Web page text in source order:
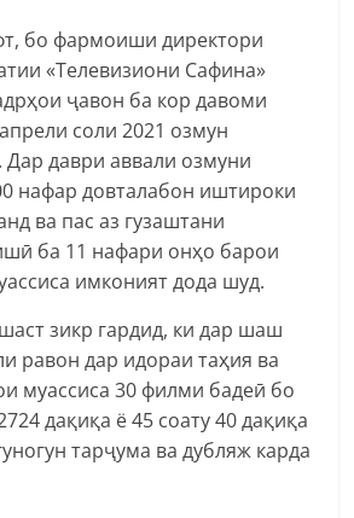
бо фармоиши директори
«Телевизиони Сафина»
ҷавон ба кор давоми
соли 2021 озмун
Дар даври аввали озмуни
нафар довталабон иштироки
ва пас аз гузаштани
ба 11 нафари онҳо барои
имконият дода шуд.
зикр гардид, ки дар шаш
равон дар идораи таҳия ва
муассиса 30 филми бадеӣ бо
дақиқа ё 45 соату 40 дақиқа
тарҷума ва дубляж карда